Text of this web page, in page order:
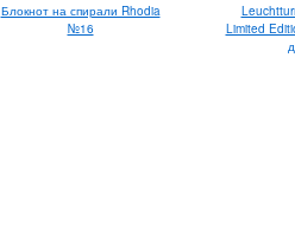
Блокнот на спирали Rhodia
№16
Limited